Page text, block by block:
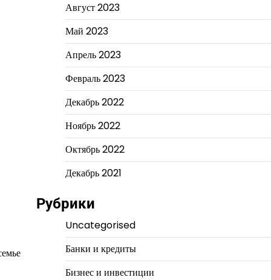
Август 2023
Май 2023
Апрель 2023
Февраль 2023
Декабрь 2022
Ноябрь 2022
Октябрь 2022
Декабрь 2021
Рубрики
Uncategorised
Банки и кредиты
Бизнес и инвестиции